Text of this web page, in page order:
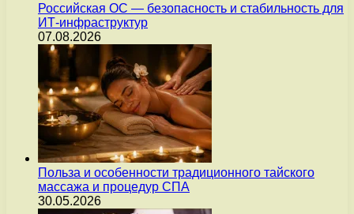
Российская ОС — безопасность и стабильность для
ИТ-инфраструктур
07.08.2026
Польза и особенности традиционного тайского
массажа и процедур СПА
30.05.2026